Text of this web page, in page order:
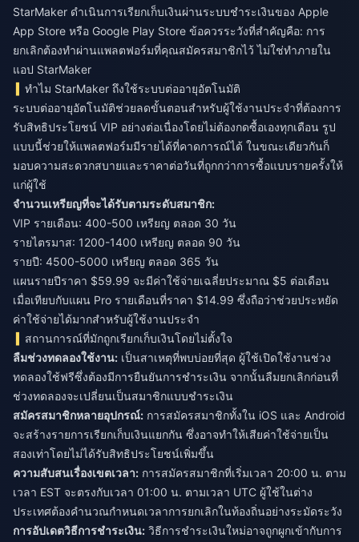
StarMaker ดำเนินการเรียกเก็บเงินผ่านระบบชำระเงินของ Apple
App Store หรือ Google Play Store ข้อควรระวังที่สำคัญคือ: การ
ยกเลิกต้องทำผ่านแพลตฟอร์มที่คุณสมัครสมาชิกไว้ ไม่ใช่ทำภายใน
แอป StarMaker
ทำไม StarMaker ถึงใช้ระบบต่ออายุอัตโนมัติ
ระบบต่ออายุอัตโนมัติช่วยลดขั้นตอนสำหรับผู้ใช้งานประจำที่ต้องการ
รับสิทธิประโยชน์ VIP อย่างต่อเนื่องโดยไม่ต้องกดซื้อเองทุกเดือน รูป
แบบนี้ช่วยให้แพลตฟอร์มมีรายได้ที่คาดการณ์ได้ ในขณะเดียวกันก็
มอบความสะดวกสบายและราคาต่อวันที่ถูกกว่าการซื้อแบบรายครั้งให้
แก่ผู้ใช้
จำนวนเหรียญที่จะได้รับตามระดับสมาชิก:
VIP รายเดือน: 400-500 เหรียญ ตลอด 30 วัน
รายไตรมาส: 1200-1400 เหรียญ ตลอด 90 วัน
รายปี: 4500-5000 เหรียญ ตลอด 365 วัน
แผนรายปีราคา $59.99 จะมีค่าใช้จ่ายเฉลี่ยประมาณ $5 ต่อเดือน
เมื่อเทียบกับแผน Pro รายเดือนที่ราคา $14.99 ซึ่งถือว่าช่วยประหยัด
ค่าใช้จ่ายได้มากสำหรับผู้ใช้งานประจำ
สถานการณ์ที่มักถูกเรียกเก็บเงินโดยไม่ตั้งใจ
ลืมช่วงทดลองใช้งาน: เป็นสาเหตุที่พบบ่อยที่สุด ผู้ใช้เปิดใช้งานช่วง
ทดลองใช้ฟรีซึ่งต้องมีการยืนยันการชำระเงิน จากนั้นลืมยกเลิกก่อนที่
ช่วงทดลองจะเปลี่ยนเป็นสมาชิกแบบชำระเงิน
สมัครสมาชิกหลายอุปกรณ์: การสมัครสมาชิกทั้งใน iOS และ Android
จะสร้างรายการเรียกเก็บเงินแยกกัน ซึ่งอาจทำให้เสียค่าใช้จ่ายเป็น
สองเท่าโดยไม่ได้รับสิทธิประโยชน์เพิ่มขึ้น
ความสับสนเรื่องเขตเวลา: การสมัครสมาชิกที่เริ่มเวลา 20:00 น. ตาม
เวลา EST จะตรงกับเวลา 01:00 น. ตามเวลา UTC ผู้ใช้ในต่าง
ประเทศต้องคำนวณกำหนดเวลาการยกเลิกในท้องถิ่นอย่างระมัดระวัง
การอัปเดตวิธีการชำระเงิน: วิธีการชำระเงินใหม่อาจถูกผูกเข้ากับการ